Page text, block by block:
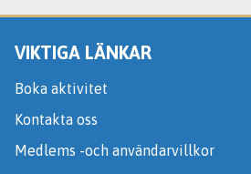
VIKTIGA LÄNKAR
Boka aktivitet
Kontakta oss
Medlems -och användarvillkor